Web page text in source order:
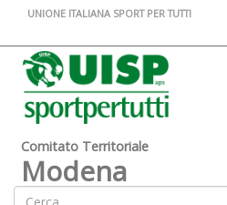
UNIONE ITALIANA SPORT PER TUTTI
Comitato Territoriale
Modena